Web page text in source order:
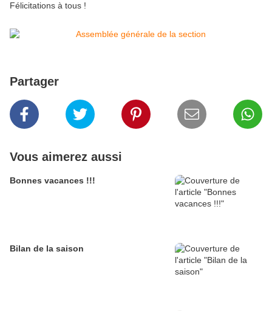
Félicitations à tous !
Partager
Vous aimerez aussi
Bonnes vacances !!!
Bilan de la saison